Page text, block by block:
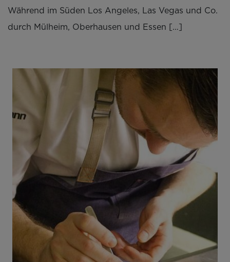
Während im Süden Los Angeles, Las Vegas und Co.
durch Mülheim, Oberhausen und Essen […]